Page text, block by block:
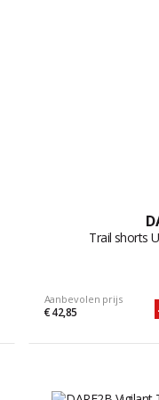
Trail shorts
Aanbevolen prijs
€ 42,85